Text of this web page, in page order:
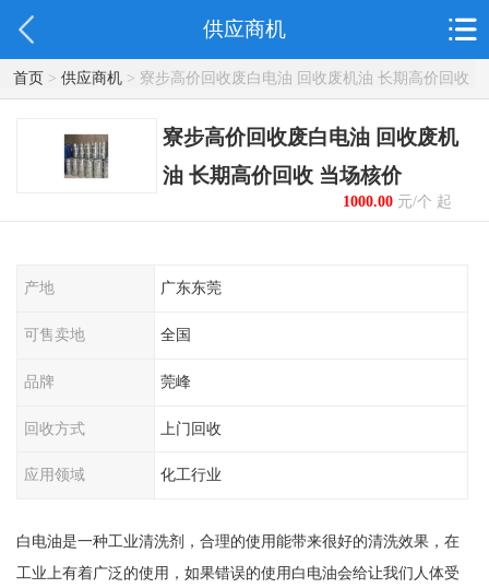
供应商机
首页> 供应商机> 寮步高价回收废白电油 回收废机油 长期高价回收
当场核价
寮步高价回收废白电油 回收废机
油 长期高价回收 当场核价
1000.00元/个 起
产地 广东东莞
可售卖地 全国
品牌 莞峰
回收方式 上门回收
应用领域 化工行业
白电油是一种工业清洗剂，合理的使用能带来很好的清洗效果，在
工业上有着广泛的使用，如果错误的使用白电油会给让我们人体受